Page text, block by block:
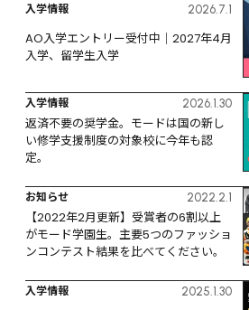
入学情報 2026.7.1
AO入学エントリー受付中｜2027年4月
入学、留学生入学
入学情報 2026.1.30
返済不要の奨学金。モードは国の新し
い修学支援制度の対象校に今年も認
定。
お知らせ 2022.2.1
【2022年2月更新】受賞者の6割以上
がモード学園生。主要5つのファッショ
ンコンテスト結果を比べてください。
入学情報 2025.1.30